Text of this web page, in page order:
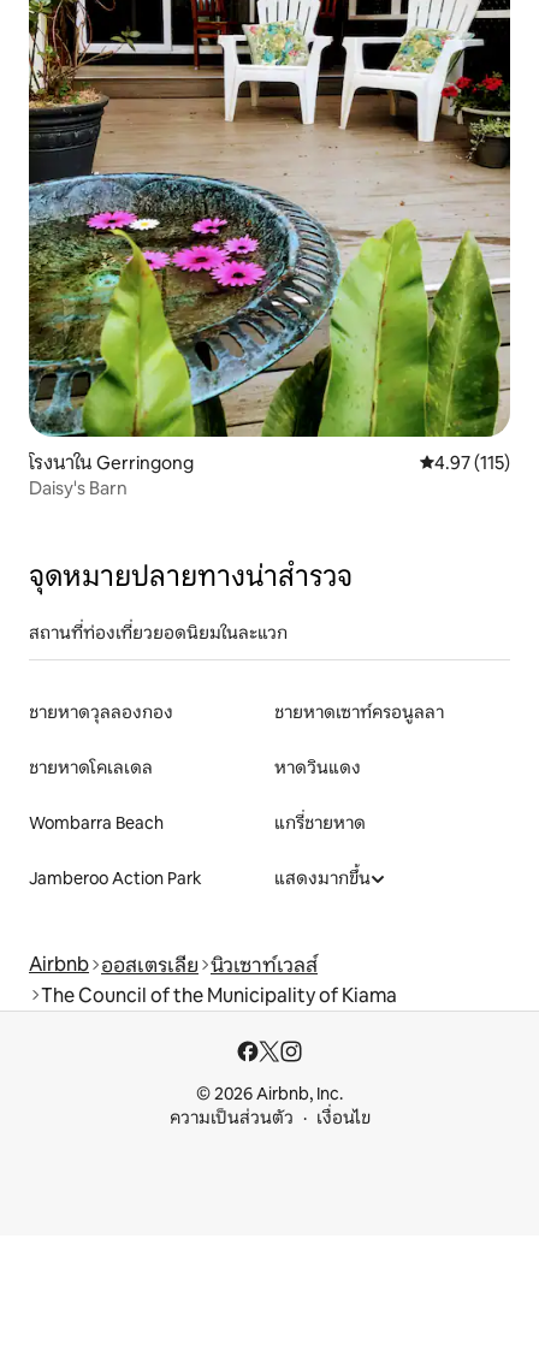
โรงนาใน Gerringong คะแนนเฉลี่ย
4.97 (115)
Daisy's Barn
จุดหมายปลายทางน่าสำรวจ
สถานที่ท่องเที่ยวยอดนิยมในละแวก
ชายหาดวุลลองกอง ชายหาดเซาท์ครอนูลลา
ชายหาดโคเลเดล หาดวินแดง
Wombarra Beach แกรี่ชายหาด
Jamberoo Action Park แสดงมากขึ้น
Airbnb ออสเตรเลีย นิวเซาท์เวลส์
The Council of the Municipality of Kiama
© 2026 Airbnb, Inc.
ความเป็นส่วนตัว
เงื่อนไข